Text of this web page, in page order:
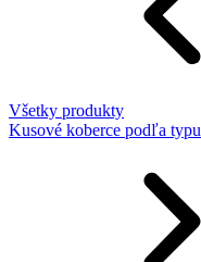
Všetky produkty
Kusové koberce podľa typu